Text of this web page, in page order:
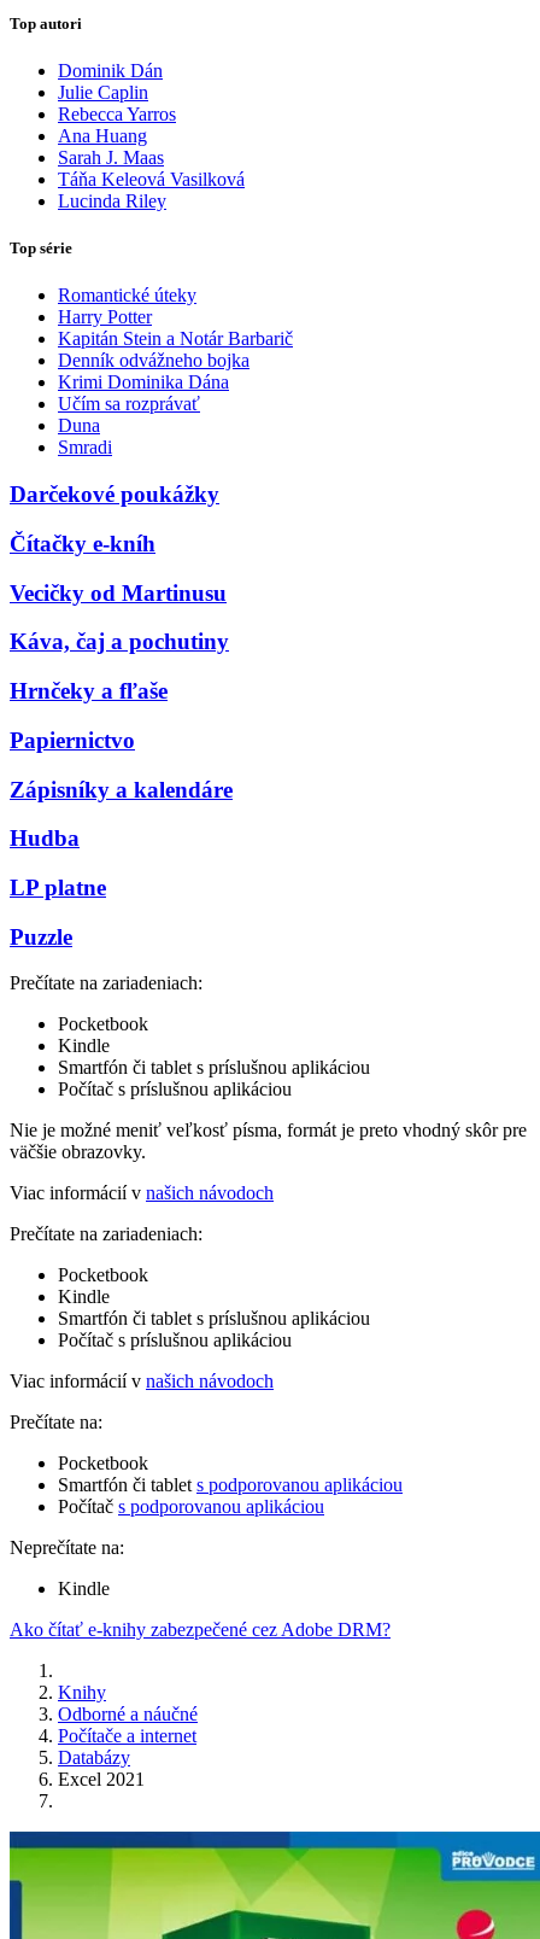
Top autori
Dominik Dán
Julie Caplin
Rebecca Yarros
Ana Huang
Sarah J. Maas
Táňa Keleová Vasilková
Lucinda Riley
Top série
Romantické úteky
Harry Potter
Kapitán Stein a Notár Barbarič
Denník odvážneho bojka
Krimi Dominika Dána
Učím sa rozprávať
Duna
Smradi
Darčekové poukážky
Čítačky e-kníh
Vecičky od Martinusu
Káva, čaj a pochutiny
Hrnčeky a fľaše
Papiernictvo
Zápisníky a kalendáre
Hudba
LP platne
Puzzle
Prečítate na zariadeniach:
Pocketbook
Kindle
Smartfón či tablet s príslušnou aplikáciou
Počítač s príslušnou aplikáciou
Nie je možné meniť veľkosť písma, formát je preto vhodný skôr pre
väčšie obrazovky.
Viac informácií v našich návodoch
Prečítate na zariadeniach:
Pocketbook
Kindle
Smartfón či tablet s príslušnou aplikáciou
Počítač s príslušnou aplikáciou
Viac informácií v našich návodoch
Prečítate na:
Pocketbook
Smartfón či tablet s podporovanou aplikáciou
Počítač s podporovanou aplikáciou
Neprečítate na:
Kindle
Ako čítať e-knihy zabezpečené cez Adobe DRM?
Knihy
Odborné a náučné
Počítače a internet
Databázy
Excel 2021